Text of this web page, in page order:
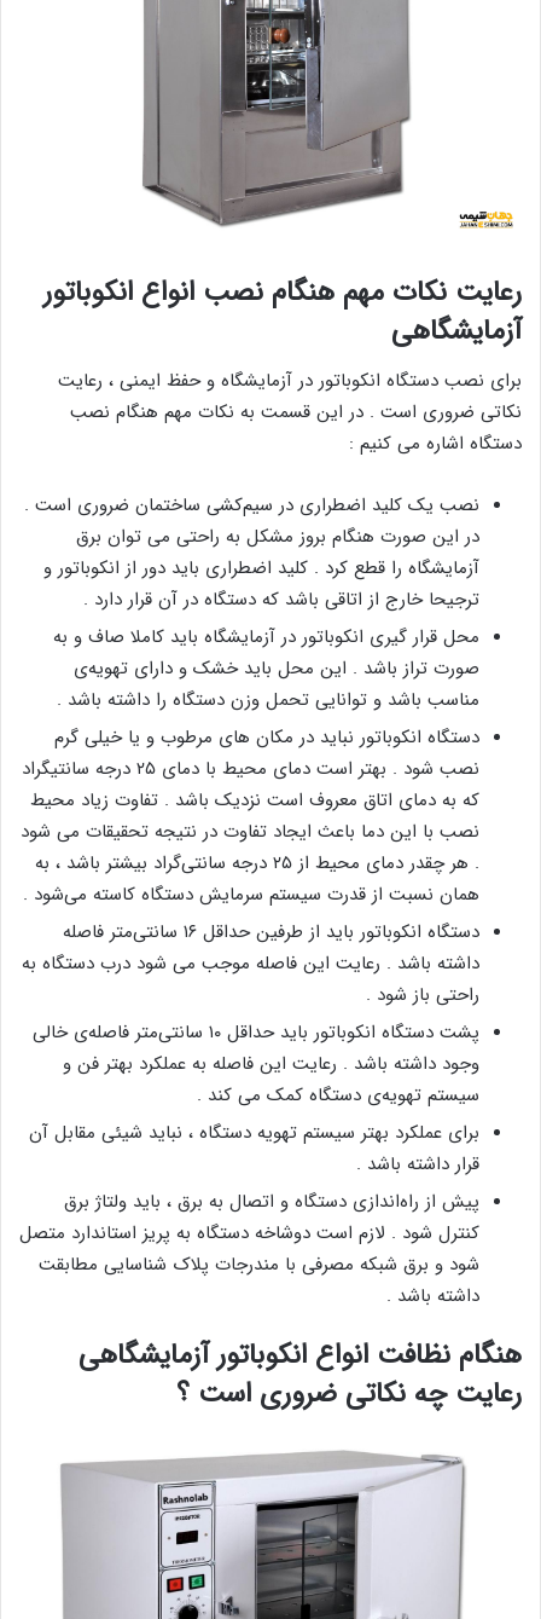
رعایت نکات مهم هنگام نصب انواع انکوباتور
آزمایشگاهی
برای نصب دستگاه انکوباتور در آزمایشگاه و حفظ ایمنی ، رعایت
نکاتی ضروری است . در این قسمت به نکات مهم هنگام نصب
دستگاه اشاره می کنیم :
نصب یک کلید اضطراری در سیم‌کشی ساختمان ضروری است .
در این صورت هنگام بروز مشکل به راحتی می توان برق
آزمایشگاه را قطع کرد . کلید اضطراری باید دور از انکوباتور و
ترجیحا خارج از اتاقی باشد که دستگاه در آن قرار دارد .
محل قرار گیری انکوباتور در آزمایشگاه باید کاملا صاف و به
صورت تراز باشد . این محل باید خشک و دارای تهویه‌ی
مناسب باشد و توانایی تحمل وزن دستگاه را داشته باشد .
دستگاه انکوباتور نباید در مکان های مرطوب و یا خیلی گرم
نصب شود . بهتر است دمای محیط با دمای ۲۵ درجه سانتیگراد
که به دمای اتاق معروف است نزدیک باشد . تفاوت زیاد محیط
نصب با این دما باعث ایجاد تفاوت در نتیجه تحقیقات می شود
. هر چقدر دمای محیط از ۲۵ درجه سانتی‌گراد بیشتر باشد ، به
همان نسبت از قدرت سیستم سرمایش دستگاه کاسته می‌شود .
دستگاه انکوباتور باید از طرفین حداقل ۱۶ سانتی‌متر فاصله
داشته باشد . رعایت این فاصله موجب می شود درب دستگاه به
راحتی باز شود .
پشت دستگاه انکوباتور باید حداقل ۱۰ سانتی‌متر فاصله‌ی خالی
وجود داشته باشد . رعایت این فاصله به عملکرد بهتر فن و
سیستم تهویه‌ی دستگاه کمک می کند .
برای عملکرد بهتر سیستم تهویه دستگاه ، نباید شیئی مقابل آن
قرار داشته باشد .
پیش از راه‌اندازی دستگاه و اتصال به برق ، باید ولتاژ برق
کنترل شود . لازم است دوشاخه دستگاه به پریز استاندارد متصل
شود و برق شبکه مصرفی با مندرجات پلاک شناسایی مطابقت
داشته باشد .
هنگام نظافت انواع انکوباتور آزمایشگاهی
رعایت چه نکاتی ضروری است ؟